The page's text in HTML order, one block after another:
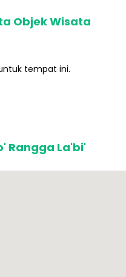
Objek Wisata
tempat ini.
Rangga La'bi'